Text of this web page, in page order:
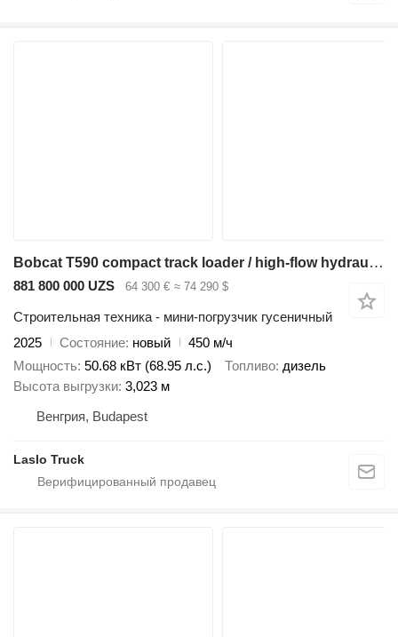
Bobcat T590 compact track loader / high-flow hydraulics
881 800 000 UZS 64 300 € ≈ 74 290 $
Строительная техника - мини-погрузчик гусеничный
2025
Состояние новый
450 м/ч
Мощность 50.68 кВт (68.95 л.с.) Топливо дизель
Высота выгрузки 3,023 м
Венгрия, Budapest
Laslo Truck